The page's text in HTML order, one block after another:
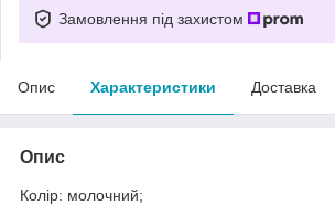
Замовлення під захистом
Опис Характеристики Доставка
Опис
Колір: молочний;